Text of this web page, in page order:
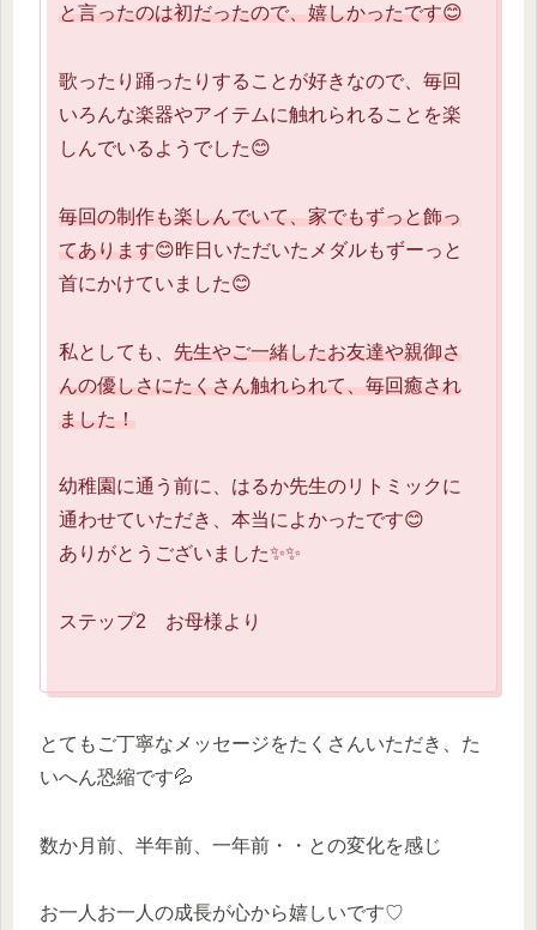
と言ったのは初だったので、嬉しかったです😊
歌ったり踊ったりすることが好きなので、毎回
いろんな楽器やアイテムに触れられることを楽
しんでいるようでした😊
毎回の制作も楽しんでいて、家でもずっと飾っ
てあります😊昨日いただいたメダルもずーっと
首にかけていました😊
私としても、 先生やご一緒したお友達や親御さ
んの優しさにたくさん触れられて、毎回癒され
ました！
幼稚園に通う前に、はるか先生のリトミックに
通わせていただき、本当によかったです😊
ありがとうございました✨✨
ステップ2 お母様より
とてもご丁寧なメッセージをたくさんいただき、た
いへん恐縮です💦
数か月前、半年前、一年前・・との変化を感じ
お一人お一人の成長が心から嬉しいです♡